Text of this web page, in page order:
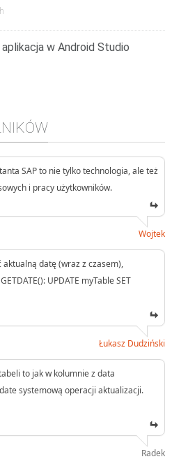
w Android Studio
SAP to nie tylko technologia, ale też
i pracy użytkowników.
Wojtek
aktualną datę (wraz z czasem),
UPDATE myTable SET
Łukasz Dudziński
to jak w kolumnie z data
systemową operacji aktualizacji.
Radek